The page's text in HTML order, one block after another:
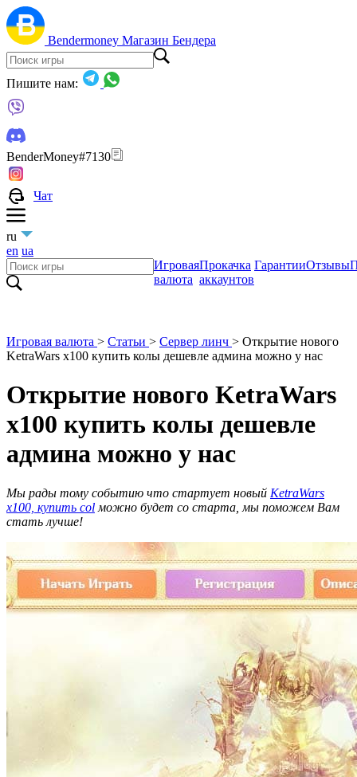
Bendermoney Магазин Бендера
Пишите нам:
BenderMoney#7130
Чат
ru
en ua
Игровая
валюта
Прокачка
аккаунтов
ГарантииОтзывы
Игровая валюта > Статьи > Сервер линч > Открытие нового
KetraWars x100 купить колы дешевле админа можно у нас
Открытие нового KetraWars
x100 купить колы дешевле
админа можно у нас
Мы рады тому событию что стартует новый KetraWars
x100, купить col можно будет со старта, мы поможем Вам
стать лучше!